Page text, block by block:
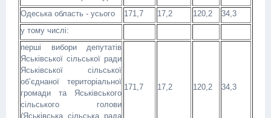
Одеська область - усього 171,7 17,2 120,2
34,3
у тому числі:
перші вибори депутатів
Яськівської сільської ради
Яськівської сільської
об’єднаної територіальної
громади та Яськівського
сільського голови
(Яськівська сільська рада
171,7 17,2 120,2 34,3